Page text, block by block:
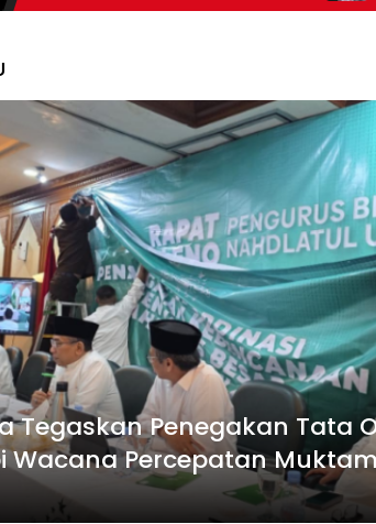
Tegaskan Penegakan Tata
Wacana Percepatan